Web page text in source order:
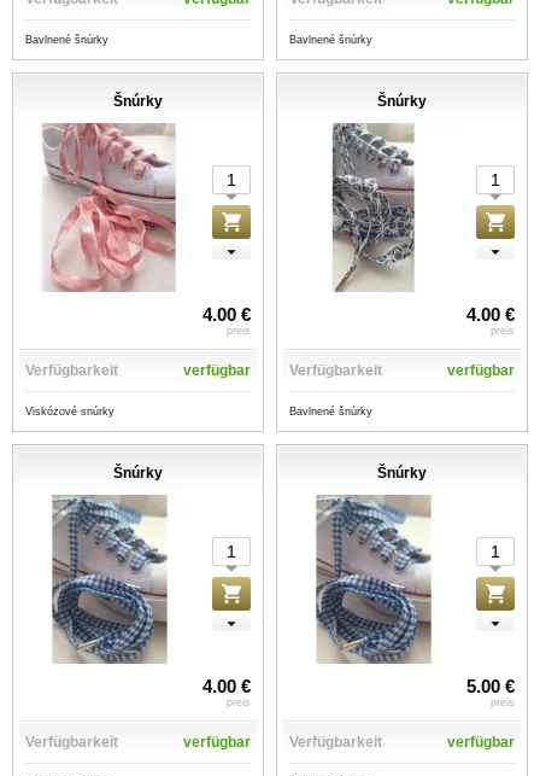
Bavlnené šnúrky Bavlnené šnúrky
Šnúrky
4.00 €
preis
Verfügbarkeit verfügbar
Viskózové snúrky
Šnúrky
4.00 €
preis
Verfügbarkeit verfügbar
Bavlnené šnúrky
Šnúrky
4.00 €
preis
Verfügbarkeit verfügbar
Šnúrky
5.00 €
preis
Verfügbarkeit verfügbar